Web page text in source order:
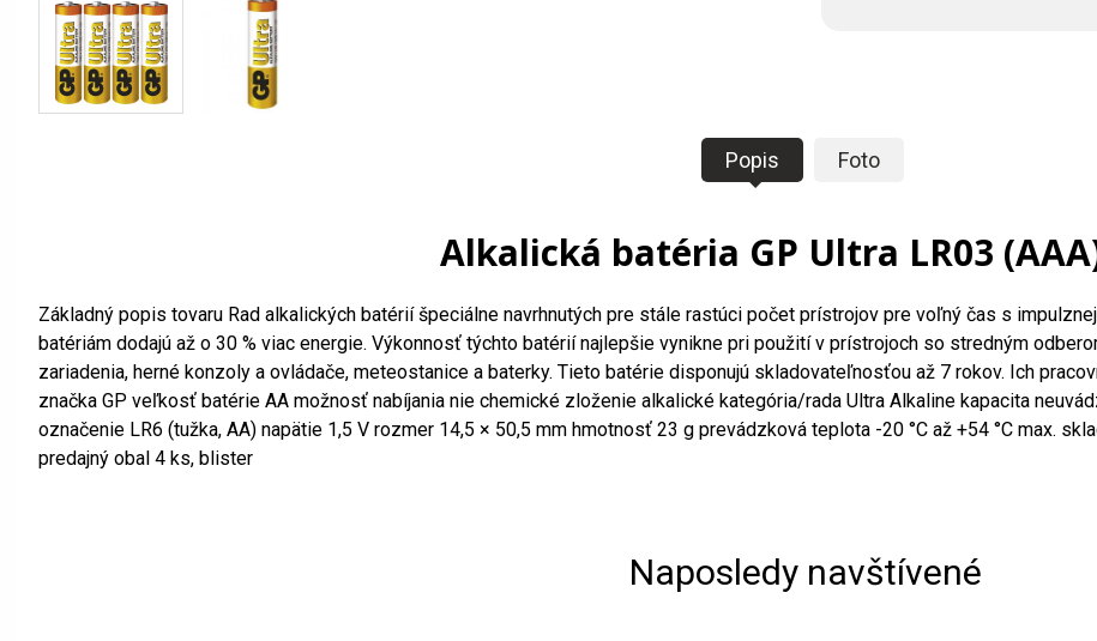
Popis Foto
Alkalická batéria GP Ultra LR03
Základný popis tovaru Rad alkalických batérií špeciálne navrhnutých pre stále rastúci počet prístrojov pre voľný čas s
batériám dodajú až o 30 % viac energie. Výkonnosť týchto batérií najlepšie vynikne pri použití v prístrojoch so stredným
zariadenia, herné konzoly a ovládače, meteostanice a baterky. Tieto batérie disponujú skladovateľnosťou až 7 rokov. Ich
značka GP veľkosť batérie AA možnosť nabíjania nie chemické zloženie alkalické kategória/rada Ultra Alkaline kapacita
označenie LR6 (tužka, AA) napätie 1,5 V rozmer 14,5 × 50,5 mm hmotnosť 23 g prevádzková teplota -20 °C až +54 °C max.
predajný obal 4 ks, blister
Naposledy navštívené